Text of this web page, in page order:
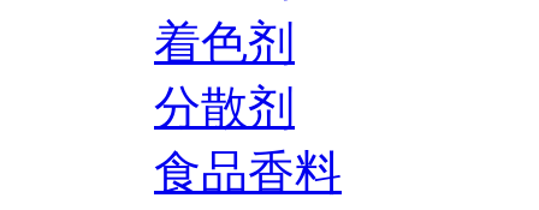
着色剂
分散剂
食品香料